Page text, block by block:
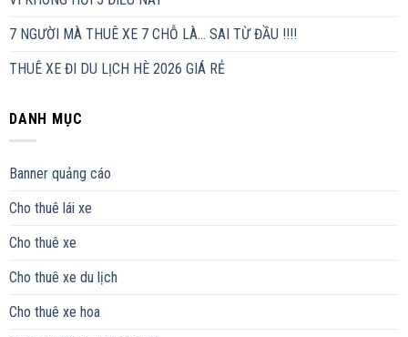
7 NGƯỜI MÀ THUÊ XE 7 CHỖ LÀ… SAI TỪ ĐẦU !!!!
THUÊ XE ĐI DU LỊCH HÈ 2026 GIÁ RẺ
DANH MỤC
Banner quảng cáo
Cho thuê lái xe
Cho thuê xe
Cho thuê xe du lịch
Cho thuê xe hoa